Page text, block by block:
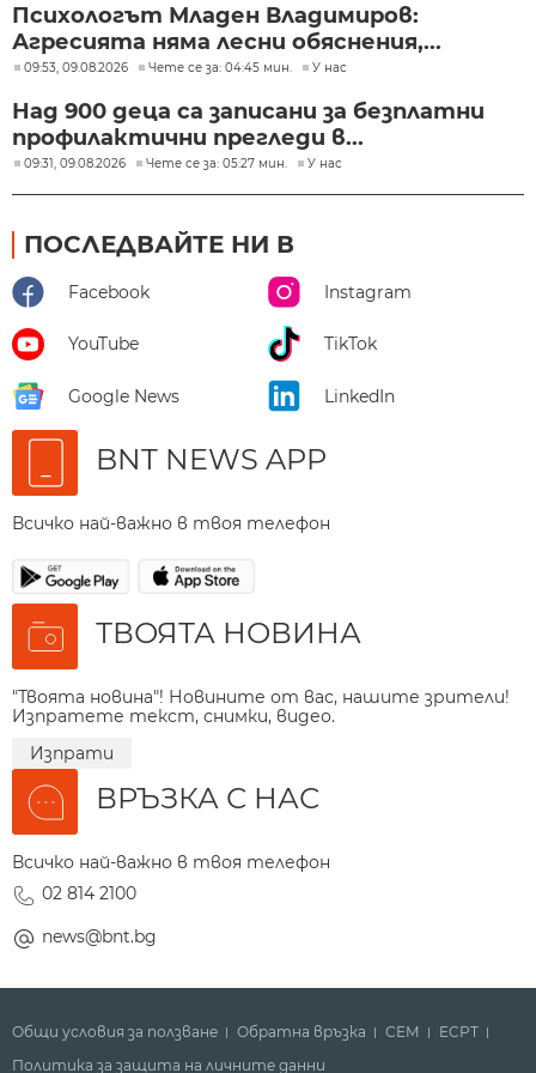
Психологът Младен Владимиров:
Агресията няма лесни обяснения,...
09:53, 09.08.2026 Чете се за: 04:45 мин. У нас
Над 900 деца са записани за безплатни
профилактични прегледи в...
09:31, 09.08.2026 Чете се за: 05:27 мин. У нас
ПОСЛЕДВАЙТЕ НИ В
Facebook Instagram
YouTube TikTok
Google News LinkedIn
BNT NEWS APP
Всичко най-важно в твоя телефон
ТВОЯТА НОВИНА
"Твоята новина"! Новините от вас, нашите зрители!
Изпратете текст, снимки, видео.
Изпрати
ВРЪЗКА С НАС
Всичко най-важно в твоя телефон
02 814 2100
news@bnt.bg
Общи условия за ползване Обратна връзка СЕМ
ECPT
Политика за защита на личните данни